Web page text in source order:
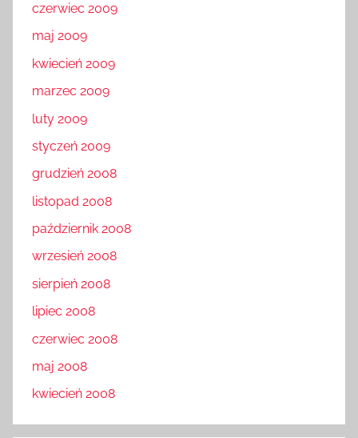
czerwiec 2009
maj 2009
kwiecień 2009
marzec 2009
luty 2009
styczeń 2009
grudzień 2008
listopad 2008
październik 2008
wrzesień 2008
sierpień 2008
lipiec 2008
czerwiec 2008
maj 2008
kwiecień 2008